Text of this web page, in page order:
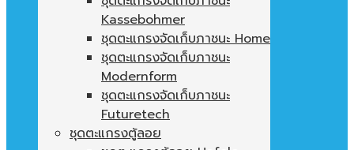
Kassebohmer
ชุดตะแกรงจัดเก็บภาชนะ Home
ชุดตะแกรงจัดเก็บภาชนะ
Modernform
ชุดตะแกรงจัดเก็บภาชนะ
Futuretech
ชุดตะแกรงตู้ลอย